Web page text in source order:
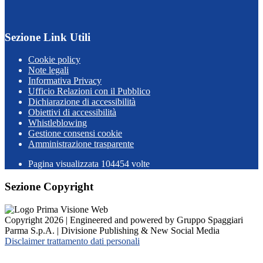
Sezione Link Utili
Cookie policy
Note legali
Informativa Privacy
Ufficio Relazioni con il Pubblico
Dichiarazione di accessibilità
Obiettivi di accessibilità
Whistleblowing
Gestione consensi cookie
Amministrazione trasparente
Pagina visualizzata 104454 volte
Sezione Copyright
Copyright 2026 | Engineered and powered by Gruppo Spaggiari
Parma S.p.A. | Divisione Publishing & New Social Media
Disclaimer trattamento dati personali